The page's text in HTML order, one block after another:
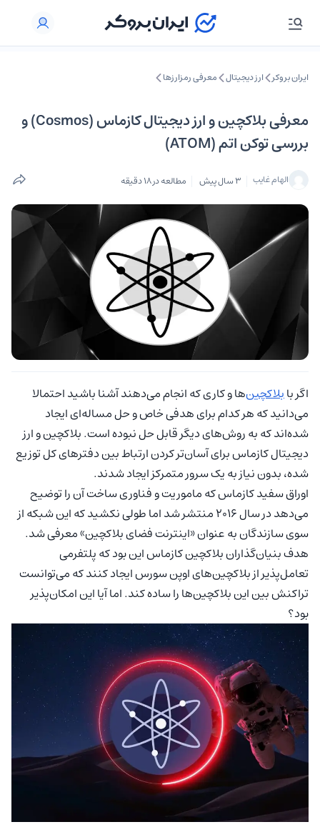
ایران بروکر ارز دیجیتال معرفی رمزارزها
معرفی بلاکچین و ارز دیجیتال کازماس (Cosmos) و
بررسی توکن اتم (ATOM)
الهام غایب 3 سال پیش مطالعه در 18 دقیقه
اگر بابلاکچین‌ها و کاری که انجام می‌دهند آشنا باشید احتمالا
می‌دانید که هر کدام برای هدفی خاص و حل مساله‌ای ایجاد
شده‌اند که به روش‌های دیگر قابل حل نبوده است. بلاکچین و ارز
دیجیتال کازماس برای آسان‌تر کردن ارتباط بین دفترهای کل توزیع
شده، بدون نیاز به یک سرور متمرکز ایجاد شدند.
اوراق سفید کازماس که ماموریت و فناوری ساخت آن را توضیح
می‌دهد در سال ۲۰۱۶ منتشر شد اما طولی نکشید که این شبکه از
سوی سازندگان به عنوان «اینترنت فضای بلاکچین» معرفی شد.
هدف بنیان‌گذاران بلاکچین کازماس این بود که پلتفرمی
تعامل‌پذیر از بلاکچین‌های اوپن سورس ایجاد کنند که می‌توانست
تراکنش بین این بلاکچین‌ها را ساده کند. اما آیا این امکان‌پذیر
بود؟